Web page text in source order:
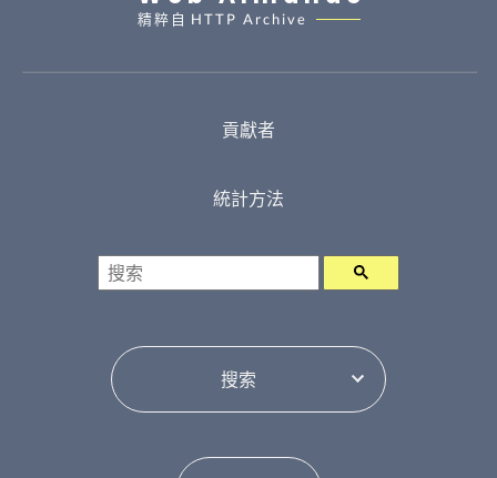
精粹自 HTTP Archive
貢獻者
統計方法
搜索
選擇目錄